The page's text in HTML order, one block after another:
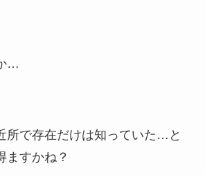
…
所で存在だけは知っていた…と
ますかね？